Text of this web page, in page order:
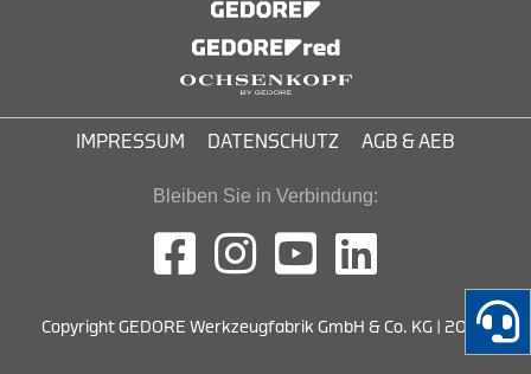
IMPRESSUM DATENSCHUTZ AGB & AEB
Bleiben Sie in Verbindung:
Copyright GEDORE Werkzeugfabrik GmbH & Co. KG | 2026